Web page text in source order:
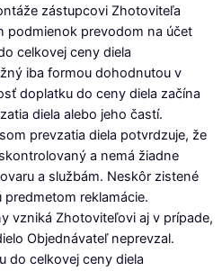
zástupcovi Zhotoviteľa
podmienok prevodom na účet
celkovej ceny diela
iba formou dohodnutou v
doplatku do ceny diela začína
diela alebo jeho častí.
prevzatia diela potvrdzuje, že
a nemá žiadne
a službám. Neskôr zistené
reklamácie.
vzniká Zhotoviteľovi aj v prípade,
Objednávateľ neprevzal.
do celkovej ceny diela